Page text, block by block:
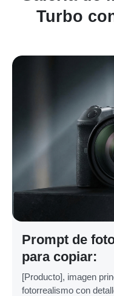
Turbo
Prompt de
para copiar:
[Producto], imagen
fotorrealismo con